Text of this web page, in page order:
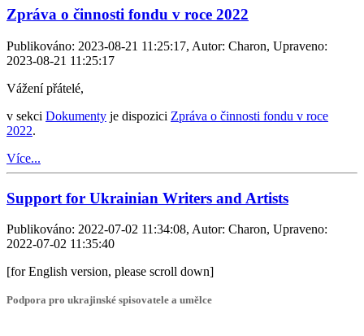
Zpráva o činnosti fondu v roce 2022
Publikováno: 2023-08-21 11:25:17, Autor: Charon, Upraveno:
2023-08-21 11:25:17
Vážení přátelé,
v sekci Dokumenty je dispozici Zpráva o činnosti fondu v roce
2022.
Více...
Support for Ukrainian Writers and Artists
Publikováno: 2022-07-02 11:34:08, Autor: Charon, Upraveno:
2022-07-02 11:35:40
[for English version, please scroll down]
Podpora pro ukrajinské spisovatele a umělce